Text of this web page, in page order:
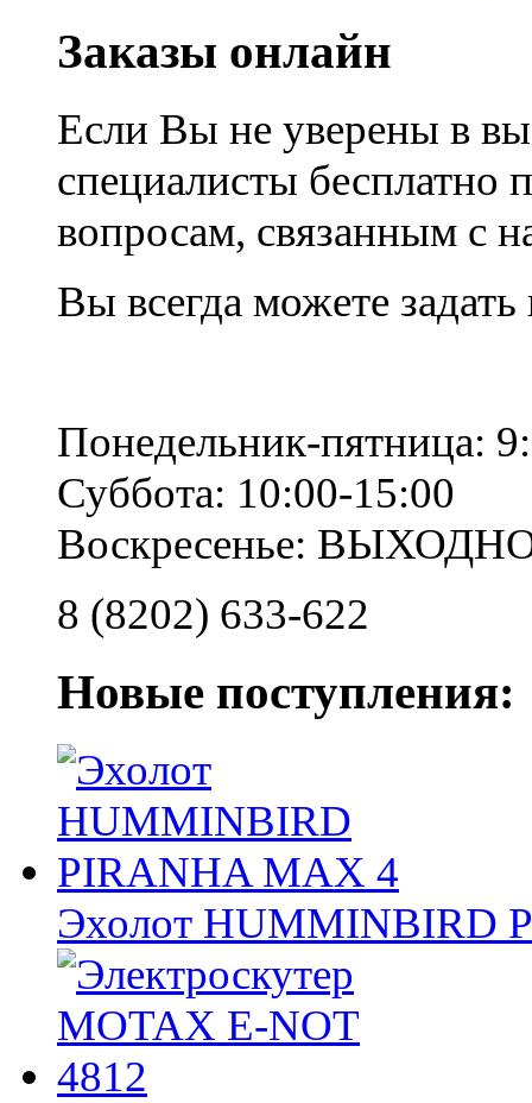
Заказы онлайн
Если Вы не уверены в
специалисты
вопросам, связанным с
Вы всегда можете
Понедельник-пятница:
Суббота: 10:00-15:00
Воскресенье:
8 (8202) 633-622
Новые поступления:
Эхолот HUMMINBIRD